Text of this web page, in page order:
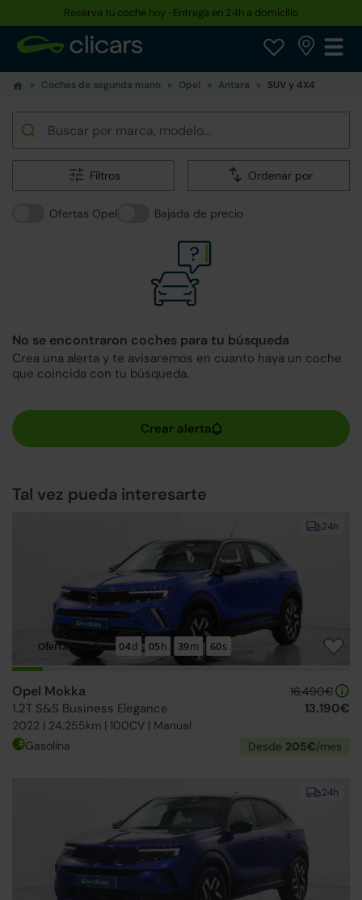
Hasta un 30% más barato que uno nuevo
Coches de segunda mano Opel Antara SUV y 4X4
Filtros Ordenar por
Ofertas Opel Bajada de precio
No se encontraron coches para tu búsqueda
Crea una alerta y te avisaremos en cuanto haya un coche
que coincida con tu búsqueda.
Tal vez pueda interesarte
24h
Ofertas Opel 04d 05h 39m 59s
Opel Mokka
1.2T S&S Business Elegance
2022 | 24.255km | 100CV | Manual
16.490€
13.190€
Gasolina Desde 205€/mes
24h